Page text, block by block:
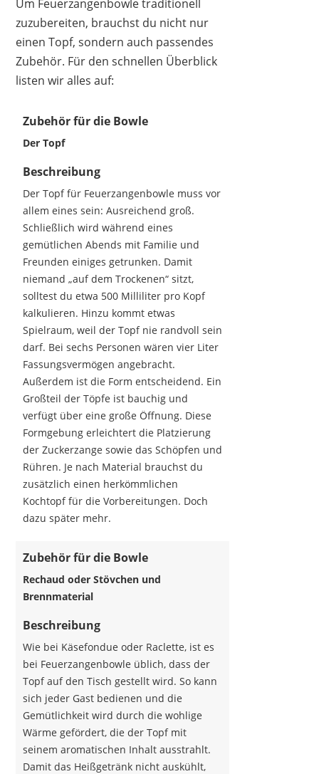
Um Feuerzangenbowle traditionell
zuzubereiten, brauchst du nicht nur
einen Topf, sondern auch passendes
Zubehör. Für den schnellen Überblick
listen wir alles auf:
Zubehör für die Bowle
Der Topf
Beschreibung
Der Topf für Feuerzangenbowle muss vor
allem eines sein: Ausreichend groß.
Schließlich wird während eines
gemütlichen Abends mit Familie und
Freunden einiges getrunken. Damit
niemand „auf dem Trockenen“ sitzt,
solltest du etwa 500 Milliliter pro Kopf
kalkulieren. Hinzu kommt etwas
Spielraum, weil der Topf nie randvoll sein
darf. Bei sechs Personen wären vier Liter
Fassungsvermögen angebracht.
Außerdem ist die Form entscheidend. Ein
Großteil der Töpfe ist bauchig und
verfügt über eine große Öffnung. Diese
Formgebung erleichtert die Platzierung
der Zuckerzange sowie das Schöpfen und
Rühren. Je nach Material brauchst du
zusätzlich einen herkömmlichen
Kochtopf für die Vorbereitungen. Doch
dazu später mehr.
Zubehör für die Bowle
Rechaud oder Stövchen und
Brennmaterial
Beschreibung
Wie bei Käsefondue oder Raclette, ist es
bei Feuerzangenbowle üblich, dass der
Topf auf den Tisch gestellt wird. So kann
sich jeder Gast bedienen und die
Gemütlichkeit wird durch die wohlige
Wärme gefördert, die der Topf mit
seinem aromatischen Inhalt ausstrahlt.
Damit das Heißgetränk nicht auskühlt,